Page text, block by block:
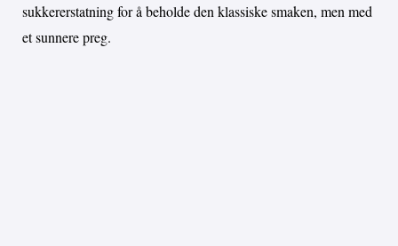
sukkererstatning for å beholde den klassiske smaken, men med
et sunnere preg.